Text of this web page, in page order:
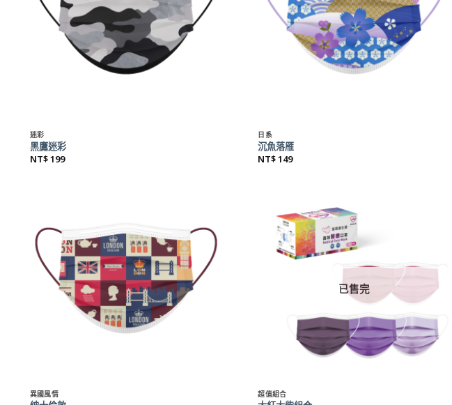
迷彩
黑鷹迷彩
NT$199
日系
沉魚落雁
NT$149
異國風情
已售完
超值組合